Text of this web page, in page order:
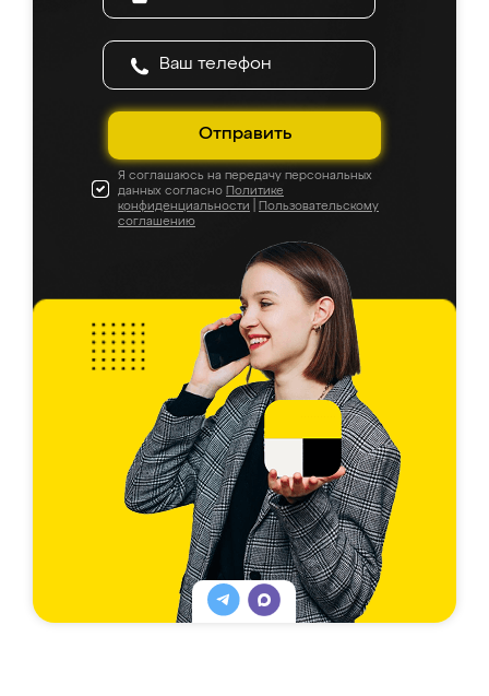
Отправить
Я соглашаюсь на передачу персональных
данных согласно Политике
конфиденциальности
Пользовательскому
соглашению